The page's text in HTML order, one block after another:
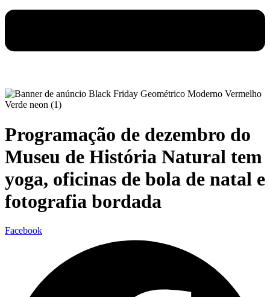
Programação de dezembro do
Museu de História Natural tem
yoga, oficinas de bola de natal e
fotografia bordada
Facebook